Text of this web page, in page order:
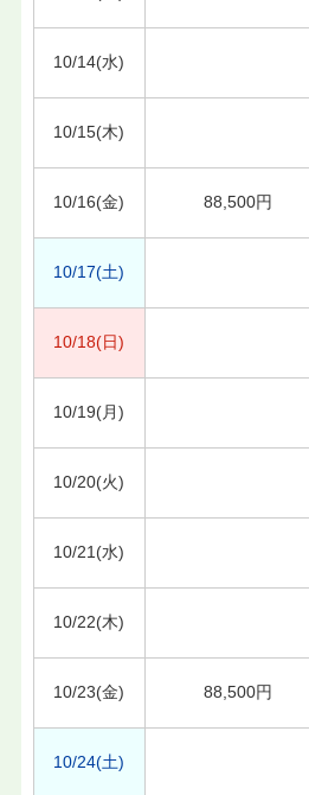
10/14(水)
10/15(木)
10/16(金) 88,500円
10/17(土)
10/18(日)
10/19(月)
10/20(火)
10/21(水)
10/22(木)
10/23(金) 88,500円
10/24(土)